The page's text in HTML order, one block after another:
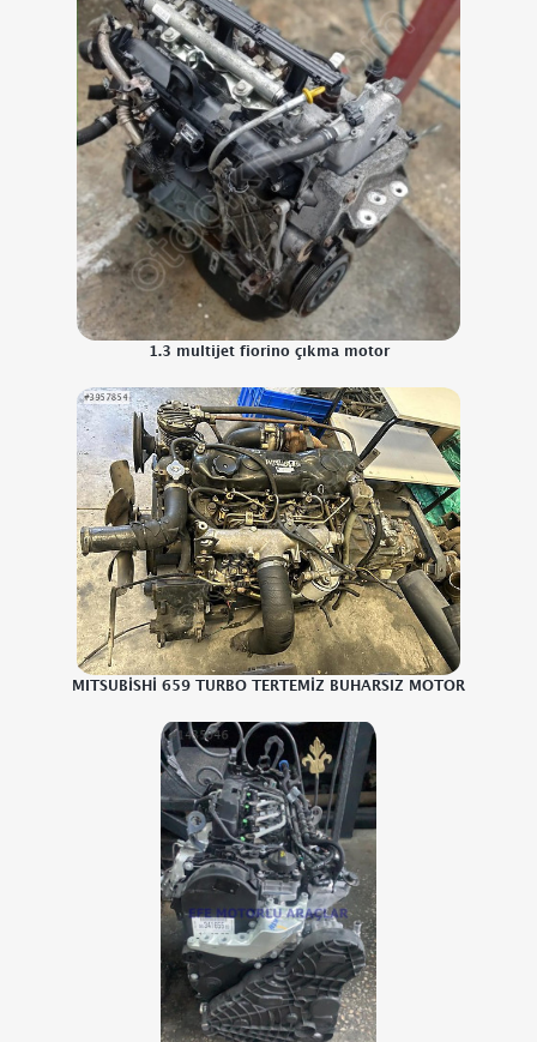
1.3 multijet fiorino çıkma motor
MITSUBİSHİ 659 TURBO TERTEMİZ BUHARSIZ MOTOR